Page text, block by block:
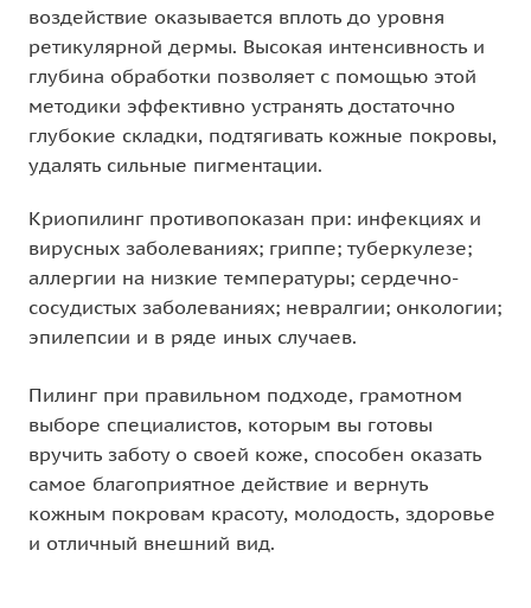
воздействие оказывается вплоть до уровня
ретикулярной дермы. Высокая интенсивность и
глубина обработки позволяет с помощью этой
методики эффективно устранять достаточно
глубокие складки, подтягивать кожные покровы,
удалять сильные пигментации.
Криопилинг противопоказан при: инфекциях и
вирусных заболеваниях; гриппе; туберкулезе;
аллергии на низкие температуры; сердечно-
сосудистых заболеваниях; невралгии; онкологии;
эпилепсии и в ряде иных случаев.
Пилинг при правильном подходе, грамотном
выборе специалистов, которым вы готовы
вручить заботу о своей коже, способен оказать
самое благоприятное действие и вернуть
кожным покровам красоту, молодость, здоровье
и отличный внешний вид.